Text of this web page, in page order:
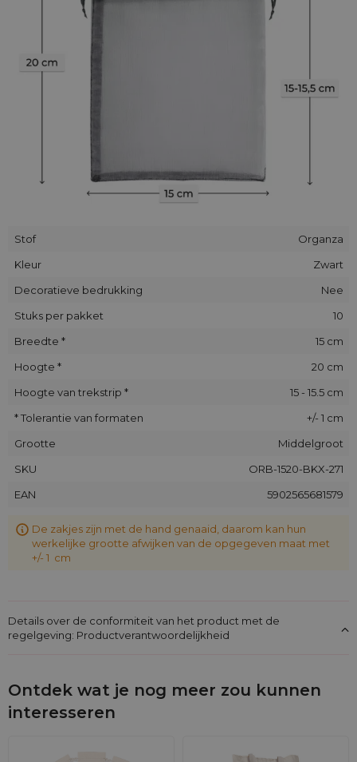
Stof
Organza
Kleur
Zwart
Decoratieve bedrukking
Nee
Stuks per pakket
10
Breedte *
15 cm
Hoogte *
20 cm
Hoogte van trekstrip *
15 - 15.5 cm
* Tolerantie van formaten
+/- 1 cm
Grootte
Middelgroot
SKU
ORB-1520-BKX-271
EAN
5902565681579
De zakjes zijn met de hand genaaid, daarom kan hun
werkelijke grootte afwijken van de opgegeven maat met
+/- 1 cm
Details over de conformiteit van het product met de
regelgeving: Productverantwoordelijkheid
Ontdek wat je nog meer zou kunnen
interesseren